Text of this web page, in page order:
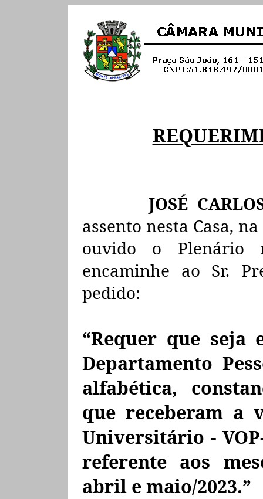
JOSÉ
assento nesta Casa,
ouvido o Plenário
encaminhe ao Sr.
pedido:
“Requer que seja
Departamento
alfabética,
que receberam a
Universitário -
referente aos
abril e maio/2023.”